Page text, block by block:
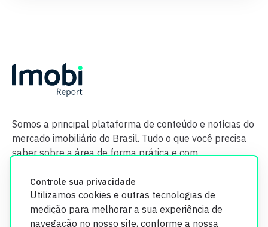
Controle sua privacidade
Utilizamos cookies e outras tecnologias de
medição para melhorar a sua experiência de
navegação no nosso site, conforme a nossa
Somos a principal plataforma de conteúdo e notícias do
mercado imobiliário do Brasil. Tudo o que você precisa
saber sobre a área de forma prática e com